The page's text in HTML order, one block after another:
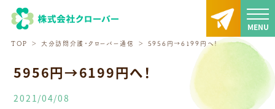
TOP 大分訪問介護・クローバー通信 5956円→6199円へ！
5956円→6199円へ！
2021/04/08